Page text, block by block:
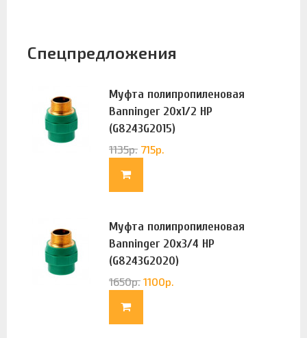
Спецпредложения
Муфта полипропиленовая
Banninger 20х1/2 НР
(G8243G2015)
1135р. 715р.
Муфта полипропиленовая
Banninger 20х3/4 НР
(G8243G2020)
1650р. 1100р.